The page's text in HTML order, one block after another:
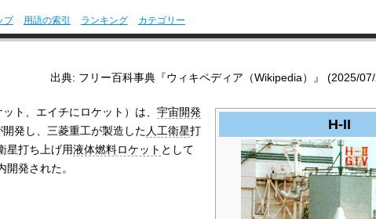
プ 用語の索引 ランキング カテゴリー
出典: フリー百科事典『ウィキペディア（Wikipedia）』 (2025/
H-II
ット、エイチにロケット）は、 宇宙開発
開発し、三菱重工が製造した 人工衛星打
星打ち上げ用液体燃料ロケット として
発された。